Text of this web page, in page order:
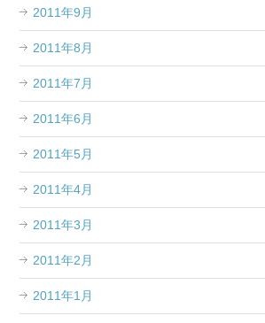
2011年9月
2011年8月
2011年7月
2011年6月
2011年5月
2011年4月
2011年3月
2011年2月
2011年1月